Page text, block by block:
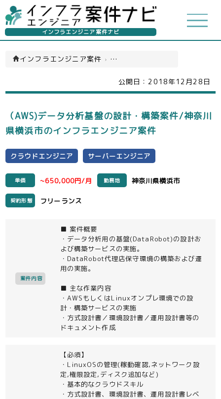
インフラエンジニア案件ナビ
インフラエンジニア案件 › クラウドエンジニア(一覧)
公開日： 2018年12月28日
（AWS)データ分析基盤の設計・構築案件/神奈川
県横浜市のインフラエンジニア案件
クラウドエンジニア サーバーエンジニア
単価 ~650,000円/月 勤務地 神奈川県横浜市
契約形態 フリーランス
案件内容
■ 案件概要
・データ分析用の基盤(DataRobot)の設計お
よび構築サービスの実施。
・DataRobot代理店保守環境の構築および運
用の実施。
■ 主な作業内容
・AWSもしくはLinuxオンプレ環境での設
計・構築サービスの実施
・方式設計書／環境設計書／運用設計書等の
ドキュメント作成
【必須】
・LinuxOSの管理(稼動確認,ネットワーク設
定,権限設定,ディスク追加など)
・基本的なクラウドスキル
・方式設計書、環境設計書、運用設計書レベ